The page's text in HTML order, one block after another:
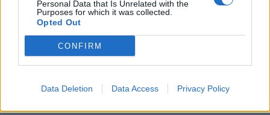
Personal Data that Is Unrelated with the
Purposes for which it was collected.
Opted Out
CONFIRM
Data Deletion Data Access Privacy Policy
50 jäähyminuuttia
Kanada – USA klo 15:10 – näin katsot
ottelun ilmaiseksi TV:stä